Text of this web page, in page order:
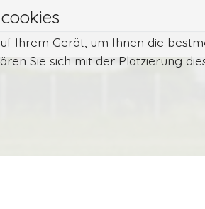
Ihrem Gerät, um Ihnen die
Sie sich mit der Platzierung